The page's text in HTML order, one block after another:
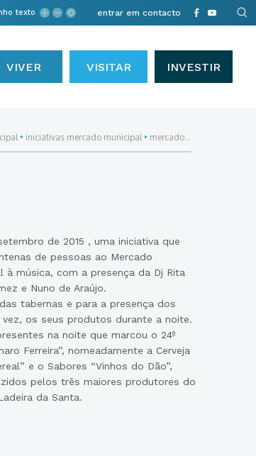
texto entrar em contacto
VIVER VISITAR INVESTIR
• iniciativas mercado municipal• mercado...
de 2015 , uma iniciativa que
de pessoas ao Mercado
à música, com a presença da Dj Rita
e Nuno de Araújo.
tabernas e para a presença dos
os seus produtos durante a noite.
na noite que marcou o 24º
Ferreira”, nomeadamente a Cerveja
e o Sabores “Vinhos do Dão”,
pelos três maiores produtores do
da Santa.